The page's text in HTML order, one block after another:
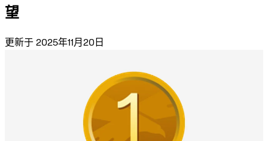
望
更新于 2025年11月20日